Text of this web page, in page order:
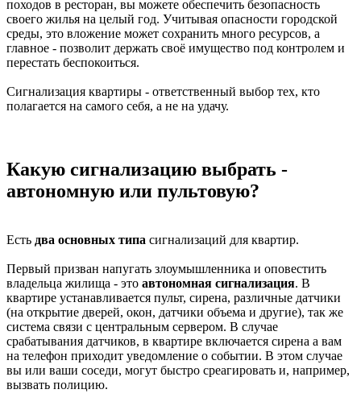
походов в ресторан, вы можете обеспечить безопасность
своего жилья на целый год. Учитывая опасности городской
среды, это вложение может сохранить много ресурсов, а
главное - позволит держать своё имущество под контролем и
перестать беспокоиться.
Сигнализация квартиры - ответственный выбор тех, кто
полагается на самого себя, а не на удачу.
Какую сигнализацию выбрать -
автономную или пультовую?
Есть два основных типа сигнализаций для квартир.
Первый призван напугать злоумышленника и оповестить
владельца жилища - это автономная сигнализация. В
квартире устанавливается пульт, сирена, различные датчики
(на открытие дверей, окон, датчики объема и другие), так же
система связи с центральным сервером. В случае
срабатывания датчиков, в квартире включается сирена а вам
на телефон приходит уведомление о событии. В этом случае
вы или ваши соседи, могут быстро среагировать и, например,
вызвать полицию.